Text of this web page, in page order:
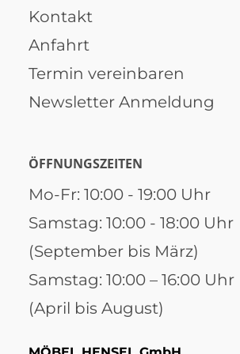
Kontakt
Anfahrt
Termin vereinbaren
Newsletter Anmeldung
ÖFFNUNGSZEITEN
Mo-Fr: 10:00 - 19:00 Uhr
Samstag: 10:00 - 18:00 Uhr
(September bis März)
Samstag: 10:00 – 16:00 Uhr
(April bis August)